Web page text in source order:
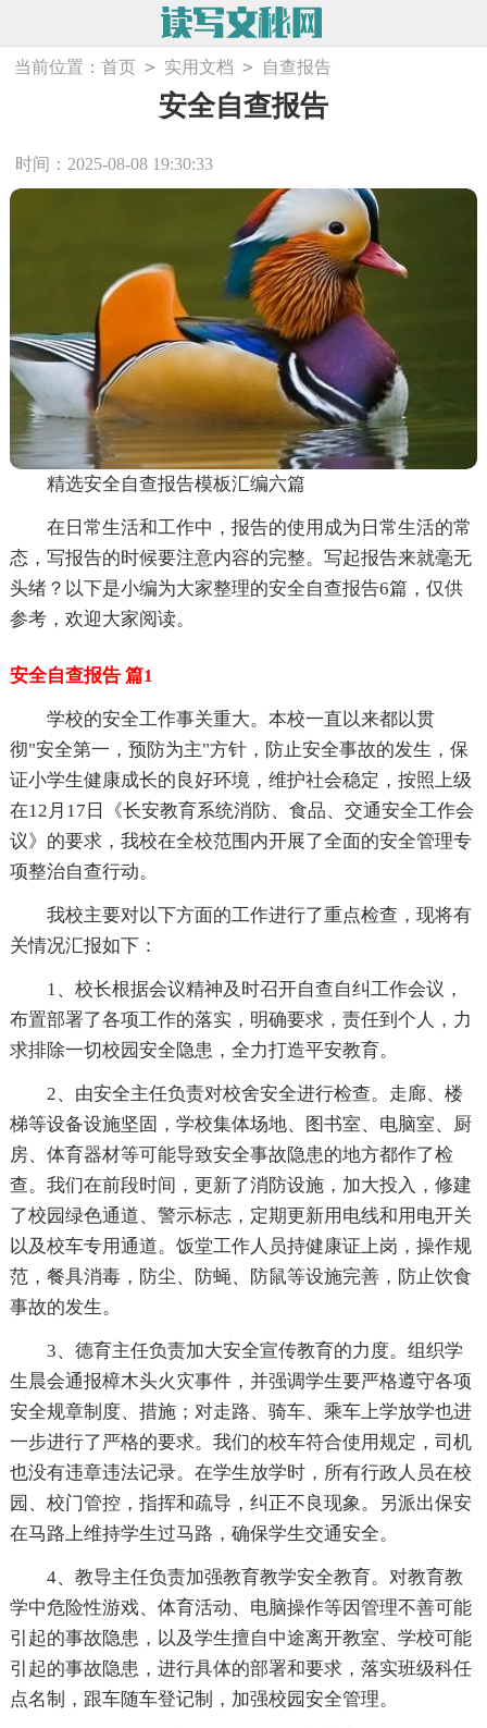
当前位置：首页 > 实用文档 > 自查报告
安全自查报告
时间：2025-08-08 19:30:33
精选安全自查报告模板汇编六篇
在日常生活和工作中，报告的使用成为日常生活的常
态，写报告的时候要注意内容的完整。写起报告来就毫无
头绪？以下是小编为大家整理的安全自查报告6篇，仅供
参考，欢迎大家阅读。
安全自查报告 篇1
学校的安全工作事关重大。本校一直以来都以贯
彻"安全第一，预防为主"方针，防止安全事故的发生，保
证小学生健康成长的良好环境，维护社会稳定，按照上级
在12月17日《长安教育系统消防、食品、交通安全工作会
议》的要求，我校在全校范围内开展了全面的安全管理专
项整治自查行动。
我校主要对以下方面的工作进行了重点检查，现将有
关情况汇报如下：
1、校长根据会议精神及时召开自查自纠工作会议，
布置部署了各项工作的落实，明确要求，责任到个人，力
求排除一切校园安全隐患，全力打造平安教育。
2、由安全主任负责对校舍安全进行检查。走廊、楼
梯等设备设施坚固，学校集体场地、图书室、电脑室、厨
房、体育器材等可能导致安全事故隐患的地方都作了检
查。我们在前段时间，更新了消防设施，加大投入，修建
了校园绿色通道、警示标志，定期更新用电线和用电开关
以及校车专用通道。饭堂工作人员持健康证上岗，操作规
范，餐具消毒，防尘、防蝇、防鼠等设施完善，防止饮食
事故的发生。
3、德育主任负责加大安全宣传教育的力度。组织学
生晨会通报樟木头火灾事件，并强调学生要严格遵守各项
安全规章制度、措施；对走路、骑车、乘车上学放学也进
一步进行了严格的要求。我们的校车符合使用规定，司机
也没有违章违法记录。在学生放学时，所有行政人员在校
园、校门管控，指挥和疏导，纠正不良现象。另派出保安
在马路上维持学生过马路，确保学生交通安全。
4、教导主任负责加强教育教学安全教育。对教育教
学中危险性游戏、体育活动、电脑操作等因管理不善可能
引起的事故隐患，以及学生擅自中途离开教室、学校可能
引起的事故隐患，进行具体的部署和要求，落实班级科任
点名制，跟车随车登记制，加强校园安全管理。